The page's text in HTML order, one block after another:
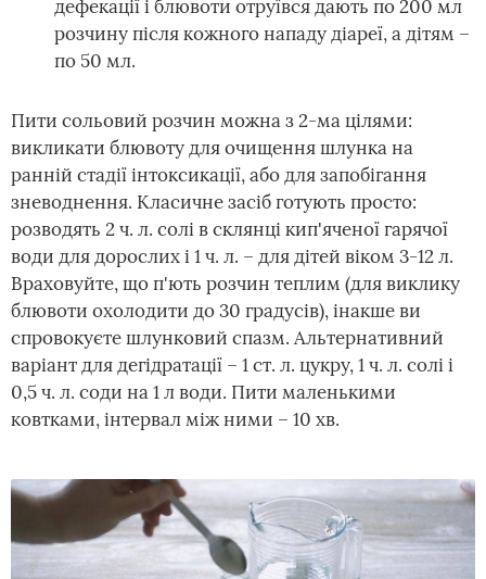
дефекації і блювоти отруївся дають по 200 мл
розчину після кожного нападу діареї, а дітям –
по 50 мл.
Пити сольовий розчин можна з 2-ма цілями:
викликати блювоту для очищення шлунка на
ранній стадії інтоксикації, або для запобігання
зневоднення. Класичне засіб готують просто:
розводять 2 ч. л. солі в склянці кип'яченої гарячої
води для дорослих і 1 ч. л. – для дітей віком 3-12 л.
Враховуйте, що п'ють розчин теплим (для виклику
блювоти охолодити до 30 градусів), інакше ви
спровокуєте шлунковий спазм. Альтернативний
варіант для дегідратації – 1 ст. л. цукру, 1 ч. л. солі і
0,5 ч. л. соди на 1 л води. Пити маленькими
ковтками, інтервал між ними – 10 хв.